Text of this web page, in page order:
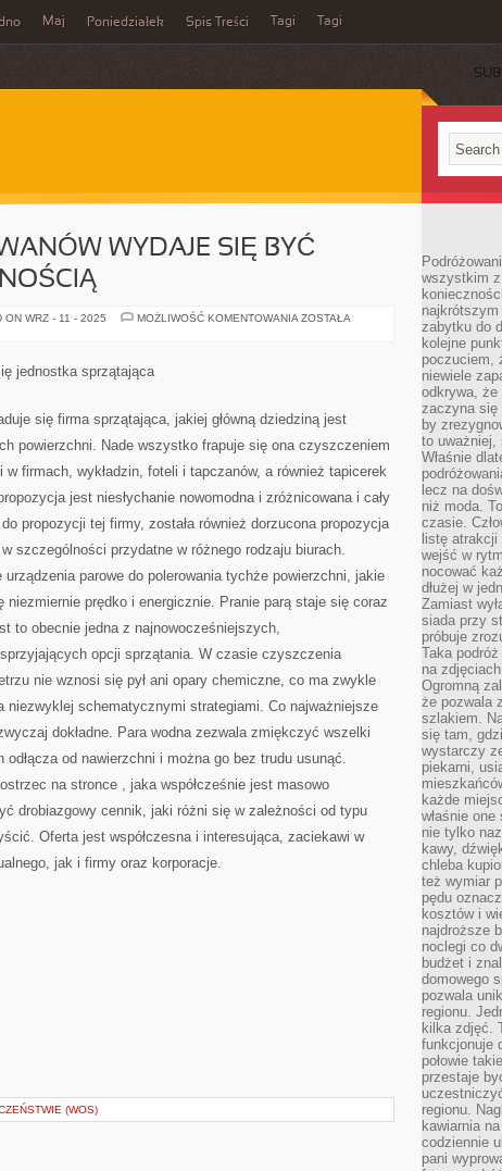
Maj Poniedziałek Spis Treści Tagi Tagi
WYDAJE SIĘ BYĆ
ON WRZ - 11 - 2025 MOŻLIWOŚĆ KOMENTOWANIA PUCOWANIE
ZOSTAŁA
jednostka sprzątająca
się firma sprzątająca, jakiej główną dziedziną jest
powierzchni. Nade wszystko frapuje się ona czyszczeniem
firmach, wykładzin, foteli i tapczanów, a również tapicerek
jest niesłychanie nowomodna i zróżnicowana i cały
propozycji tej firmy, została również dorzucona propozycja
szczególności przydatne w różnego rodzaju biurach.
parowe do polerowania tychże powierzchni, jakie
niezmiernie prędko i energicznie. Pranie parą staje się coraz
to obecnie jedna z najnowocześniejszych,
opcji sprzątania. W czasie czyszczenia
nie wznosi się pył ani opary chemiczne, co ma zwykle
niezwyklej schematycznymi strategiami. Co najważniejsze
dokładne. Para wodna zezwala zmiękczyć wszelki
odłącza od nawierzchni i można go bez trudu usunąć.
na stronce , jaka współcześnie jest masowo
drobiazgowy cennik, jaki różni się w zależności od typu
Oferta jest współczesna i interesująca, zaciekawi w
jak i firmy oraz korporacje.
(WOS)
wszystkim
zabytku do
kolejne
poczuciem,
niewiele
odkrywa, że
zaczyna się
by
to uważniej,
Właśnie
lecz na
niż moda.
czasie.
listę
wejść w
nocować
dłużej w
Zamiast
siada przy
próbuje
Taka
na
Ogromną
że pozwala
szlakiem.
się tam,
wystarczy
piekarni,
każde
właśnie
nie tylko
kawy,
chleba
też wymiar
pędu
kosztów i
najdroższe
noclegi co
budżet i
domowego
pozwala
regionu.
kilka zdjęć.
funkcjonuje
połowie
przestaje
regionu.
kawiarnia
codziennie
pani